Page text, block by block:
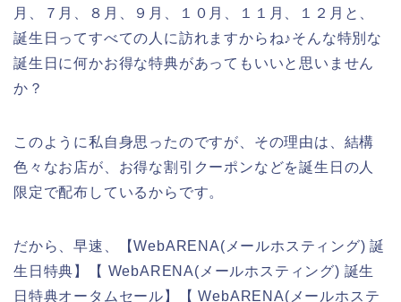
月、７月、８月、９月、１０月、１１月、１２月と、
誕生日ってすべての人に訪れますからね♪そんな特別な
誕生日に何かお得な特典があってもいいと思いません
か？
このように私自身思ったのですが、その理由は、結構
色々なお店が、お得な割引クーポンなどを誕生日の人
限定で配布しているからです。
だから、早速、【WebARENA(メールホスティング) 誕
生日特典】【 WebARENA(メールホスティング) 誕生
日特典オータムセール】【 WebARENA(メールホステ